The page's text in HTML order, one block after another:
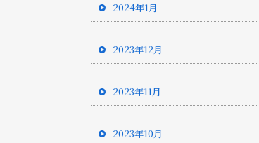
2024年1月
2023年12月
2023年11月
2023年10月